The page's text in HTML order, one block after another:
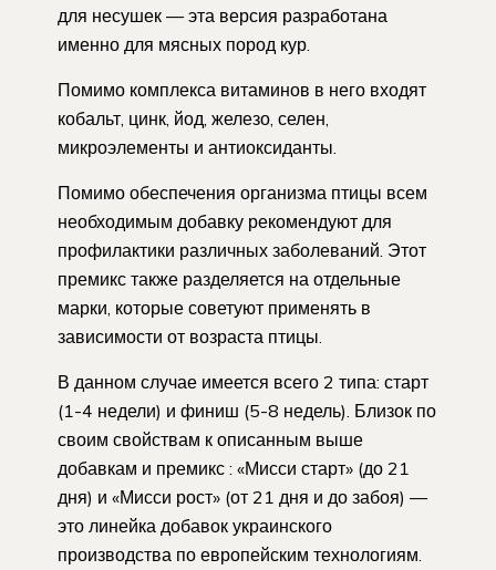
для несушек — эта версия разработана
именно для мясных пород кур.
Помимо комплекса витаминов в него входят
кобальт, цинк, йод, железо, селен,
микроэлементы и антиоксиданты.
Помимо обеспечения организма птицы всем
необходимым добавку рекомендуют для
профилактики различных заболеваний. Этот
премикс также разделяется на отдельные
марки, которые советуют применять в
зависимости от возраста птицы.
В данном случае имеется всего 2 типа: старт
(1-4 недели) и финиш (5-8 недель). Близок по
своим свойствам к описанным выше
добавкам и премикс : «Мисси старт» (до 21
дня) и «Мисси рост» (от 21 дня и до забоя) —
это линейка добавок украинского
производства по европейским технологиям.